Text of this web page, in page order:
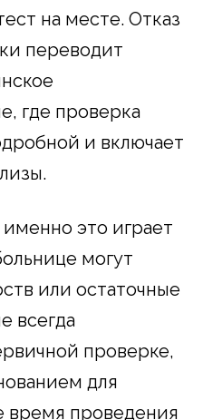
на месте. Отказ
переводит
где проверка
и включает
это играет
могут
или остаточные
всегда
проверке,
для
время проведения